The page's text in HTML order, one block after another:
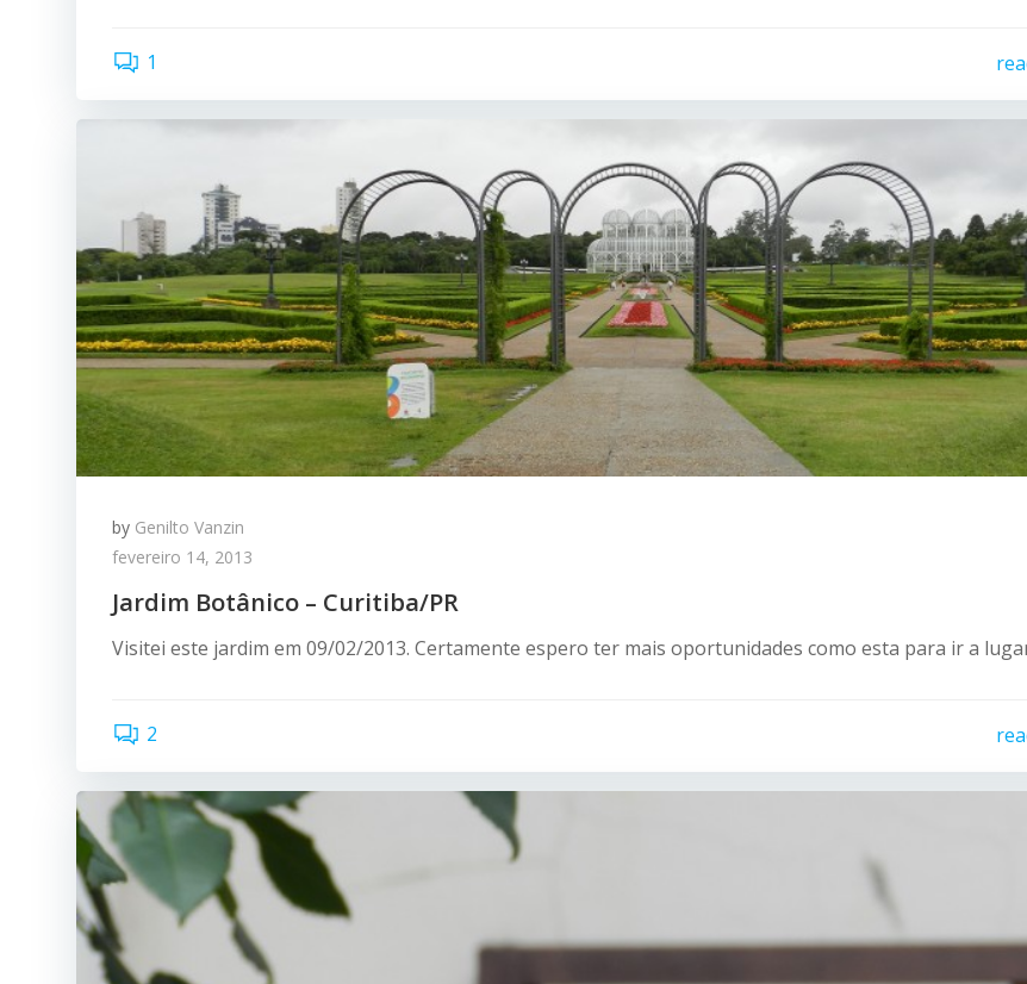
1
by Genilto Vanzin
fevereiro 14, 2013
Jardim Botânico – Curitiba/PR
Visitei este jardim em 09/02/2013. Certamente espero ter mais oportunidades como esta para ir a
2